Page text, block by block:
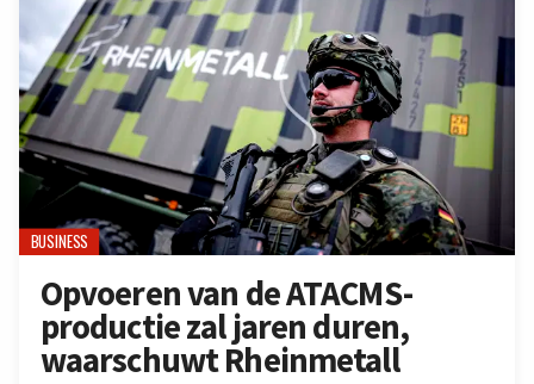
BUSINESS
Opvoeren van de ATACMS-
productie zal jaren duren,
waarschuwt Rheinmetall